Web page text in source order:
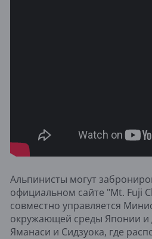
Альпинисты могут
официальном сайте "Mt. Fuji
совместно управляется
окружающей среды Японии и
Яманаси и Сидзуока, где